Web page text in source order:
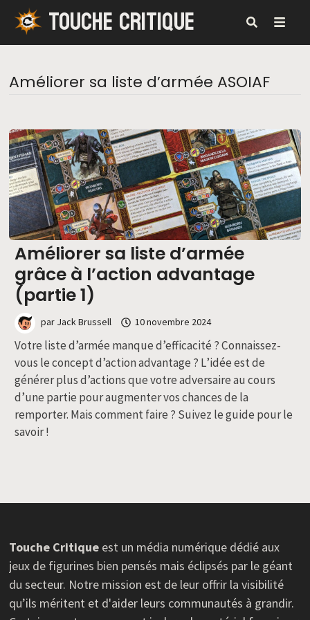
Passer
contenu
TOUCHE CRITIQUE
Améliorer sa liste d’armée ASOIAF
Améliorer sa liste d’armée
grâce à l’action advantage
(partie 1)
par Jack Brussell 10 novembre 2024
Votre liste d’armée manque d’efficacité ? Connaissez-
vous le concept d’action advantage ? L’idée est de
générer plus d’actions que votre adversaire au cours
d’une partie pour augmenter vos chances de la
remporter. Mais comment faire ? Suivez le guide pour le
savoir !
Touche Critique est un média numérique dédié aux
jeux de figurines bien pensés mais éclipsés par le géant
du secteur. Notre mission est de leur offrir la visibilité
qu’ils méritent et d'aider leurs communautés à grandir.